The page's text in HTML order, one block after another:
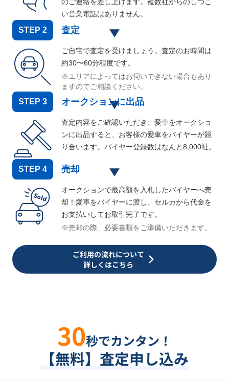
い営業電話はありません。
STEP 2 査定
ご自宅で査定を受けましょう。査定のお時間は
約30〜60分程度です。
※エリアによってはお伺いできない場合もあり
ますのでご相談ください。
STEP 3 オークションに出品
査定内容をご確認いただき、愛車をオークショ
ンに出品すると、お客様の愛車をバイヤーが競
り合います。バイヤー登録数はなんと8,000社。
STEP 4 売却
オークションで最高額を入札したバイヤーへ売
却！愛車をバイヤーに渡し、セルカから代金を
お支払いしてお取引完了です。
※売却の際、必要書類をご準備いただきます。
ご利用の流れについて
詳しくはこちら
30秒でカンタン！
【無料】査定申し込み